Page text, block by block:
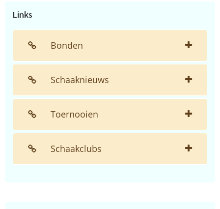
Links
Bonden
Schaaknieuws
Toernooien
Schaakclubs